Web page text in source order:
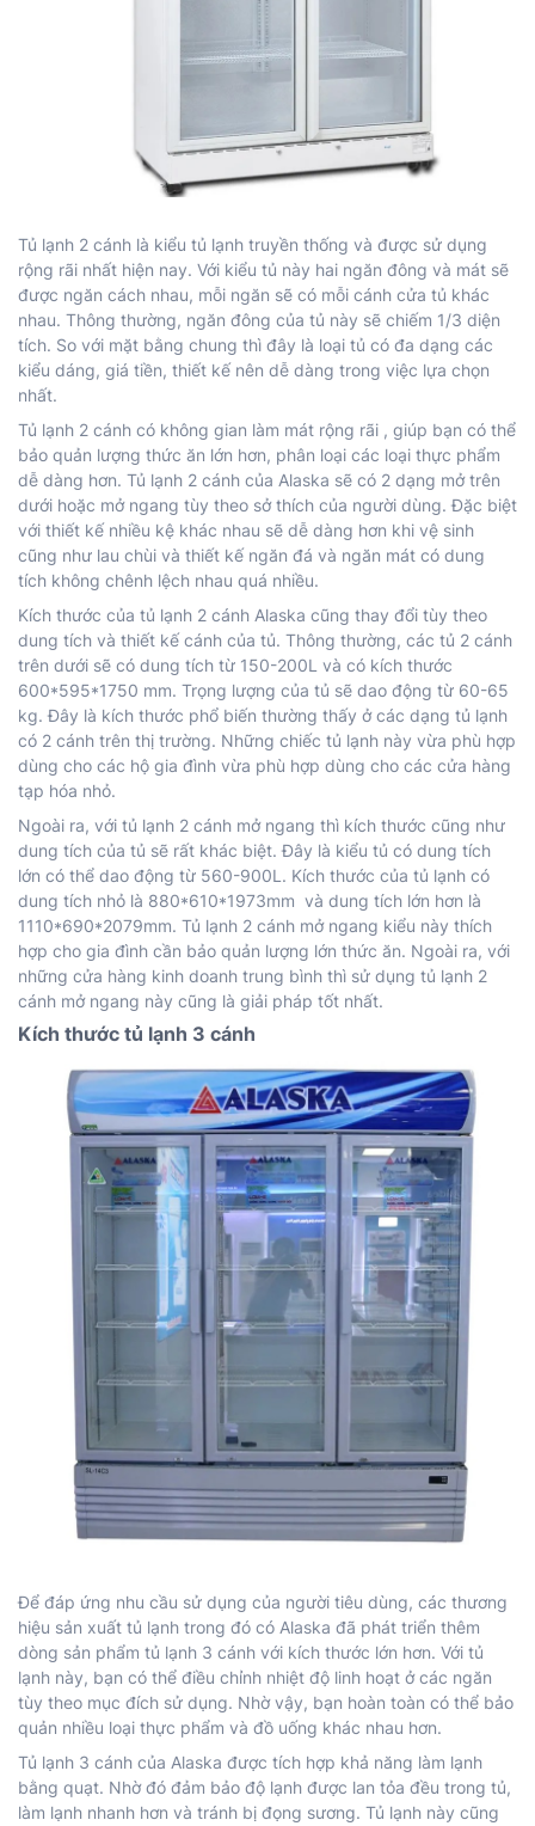
Tủ lạnh 2 cánh là kiểu tủ lạnh truyền thống và được sử dụng
rộng rãi nhất hiện nay. Với kiểu tủ này hai ngăn đông và mát sẽ
được ngăn cách nhau, mỗi ngăn sẽ có mỗi cánh cửa tủ khác
nhau. Thông thường, ngăn đông của tủ này sẽ chiếm 1/3 diện
tích. So với mặt bằng chung thì đây là loại tủ có đa dạng các
kiểu dáng, giá tiền, thiết kế nên dễ dàng trong việc lựa chọn
nhất.
Tủ lạnh 2 cánh có không gian làm mát rộng rãi , giúp bạn có thể
bảo quản lượng thức ăn lớn hơn, phân loại các loại thực phẩm
dễ dàng hơn. Tủ lạnh 2 cánh của Alaska sẽ có 2 dạng mở trên
dưới hoặc mở ngang tùy theo sở thích của người dùng. Đặc biệt
với thiết kế nhiều kệ khác nhau sẽ dễ dàng hơn khi vệ sinh
cũng như lau chùi và thiết kế ngăn đá và ngăn mát có dung
tích không chênh lệch nhau quá nhiều.
Kích thước của tủ lạnh 2 cánh Alaska cũng thay đổi tùy theo
dung tích và thiết kế cánh của tủ. Thông thường, các tủ 2 cánh
trên dưới sẽ có dung tích từ 150-200L và có kích thước
600*595*1750 mm. Trọng lượng của tủ sẽ dao động từ 60-65
kg. Đây là kích thước phổ biến thường thấy ở các dạng tủ lạnh
có 2 cánh trên thị trường. Những chiếc tủ lạnh này vừa phù hợp
dùng cho các hộ gia đình vừa phù hợp dùng cho các cửa hàng
tạp hóa nhỏ.
Ngoài ra, với tủ lạnh 2 cánh mở ngang thì kích thước cũng như
dung tích của tủ sẽ rất khác biệt. Đây là kiểu tủ có dung tích
lớn có thể dao động từ 560-900L. Kích thước của tủ lạnh có
dung tích nhỏ là 880*610*1973mm và dung tích lớn hơn là
1110*690*2079mm. Tủ lạnh 2 cánh mở ngang kiểu này thích
hợp cho gia đình cần bảo quản lượng lớn thức ăn. Ngoài ra, với
những cửa hàng kinh doanh trung bình thì sử dụng tủ lạnh 2
cánh mở ngang này cũng là giải pháp tốt nhất.
Kích thước tủ lạnh 3 cánh
Để đáp ứng nhu cầu sử dụng của người tiêu dùng, các thương
hiệu sản xuất tủ lạnh trong đó có Alaska đã phát triển thêm
dòng sản phẩm tủ lạnh 3 cánh với kích thước lớn hơn. Với tủ
lạnh này, bạn có thể điều chỉnh nhiệt độ linh hoạt ở các ngăn
tùy theo mục đích sử dụng. Nhờ vậy, bạn hoàn toàn có thể bảo
quản nhiều loại thực phẩm và đồ uống khác nhau hơn.
Tủ lạnh 3 cánh của Alaska được tích hợp khả năng làm lạnh
bằng quạt. Nhờ đó đảm bảo độ lạnh được lan tỏa đều trong tủ,
làm lạnh nhanh hơn và tránh bị đọng sương. Tủ lạnh này cũng